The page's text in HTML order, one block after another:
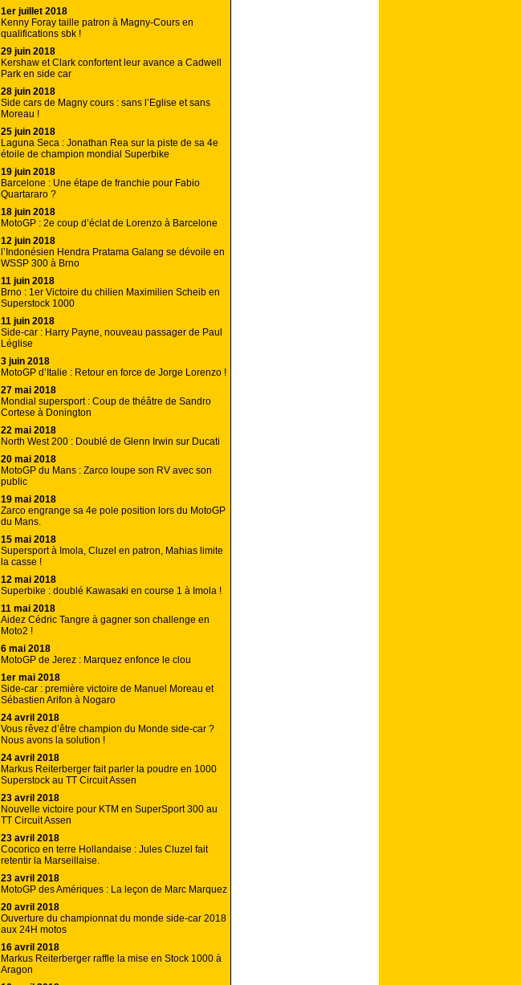
1er juillet 2018
Kenny Foray taille patron à Magny-Cours en
qualifications sbk !
29 juin 2018
Kershaw et Clark confortent leur avance a Cadwell
Park en side car
28 juin 2018
Side cars de Magny cours : sans l’Eglise et sans
Moreau !
25 juin 2018
Laguna Seca : Jonathan Rea sur la piste de sa 4e
étoile de champion mondial Superbike
19 juin 2018
Barcelone : Une étape de franchie pour Fabio
Quartararo ?
18 juin 2018
MotoGP : 2e coup d’éclat de Lorenzo à Barcelone
12 juin 2018
l’Indonésien Hendra Pratama Galang se dévoile en
WSSP 300 à Brno
11 juin 2018
Brno : 1er Victoire du chilien Maximilien Scheib en
Superstock 1000
11 juin 2018
Side-car : Harry Payne, nouveau passager de Paul
Léglise
3 juin 2018
MotoGP d’Italie : Retour en force de Jorge Lorenzo !
27 mai 2018
Mondial supersport : Coup de théâtre de Sandro
Cortese à Donington
22 mai 2018
North West 200 : Doublé de Glenn Irwin sur Ducati
20 mai 2018
MotoGP du Mans : Zarco loupe son RV avec son
public
19 mai 2018
Zarco engrange sa 4e pole position lors du MotoGP
du Mans.
15 mai 2018
Supersport à Imola, Cluzel en patron, Mahias limite
la casse !
12 mai 2018
Superbike : doublé Kawasaki en course 1 à Imola !
11 mai 2018
Aidez Cédric Tangre à gagner son challenge en
Moto2 !
6 mai 2018
MotoGP de Jerez : Marquez enfonce le clou
1er mai 2018
Side-car : première victoire de Manuel Moreau et
Sébastien Arifon à Nogaro
24 avril 2018
Vous rêvez d’être champion du Monde side-car ?
Nous avons la solution !
24 avril 2018
Markus Reiterberger fait parler la poudre en 1000
Superstock au TT Circuit Assen
23 avril 2018
Nouvelle victoire pour KTM en SuperSport 300 au
TT Circuit Assen
23 avril 2018
Cocorico en terre Hollandaise : Jules Cluzel fait
retentir la Marseillaise.
23 avril 2018
MotoGP des Amériques : La leçon de Marc Marquez
20 avril 2018
Ouverture du championnat du monde side-car 2018
aux 24H motos
16 avril 2018
Markus Reiterberger raffle la mise en Stock 1000 à
Aragon